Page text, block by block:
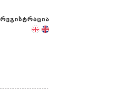
რეგისტრაცია